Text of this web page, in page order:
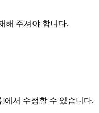
해 주셔야 합니다.
에서 수정할 수 있습니다.